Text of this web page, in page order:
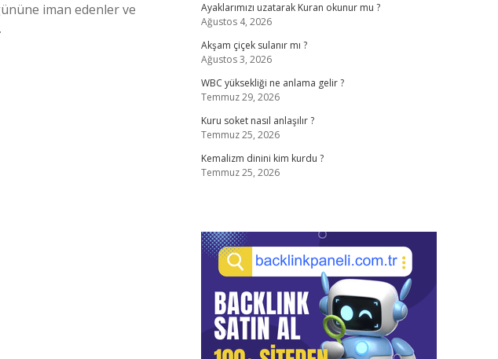
iman edenler ve
Ayaklarımızı uzatarak Kuran okunur mu ?
Ağustos 4, 2026
Akşam çiçek sulanır mı ?
Ağustos 3, 2026
WBC yüksekliği ne anlama gelir ?
Temmuz 29, 2026
Kuru soket nasıl anlaşılır ?
Temmuz 25, 2026
Kemalizm dinini kim kurdu ?
Temmuz 25, 2026